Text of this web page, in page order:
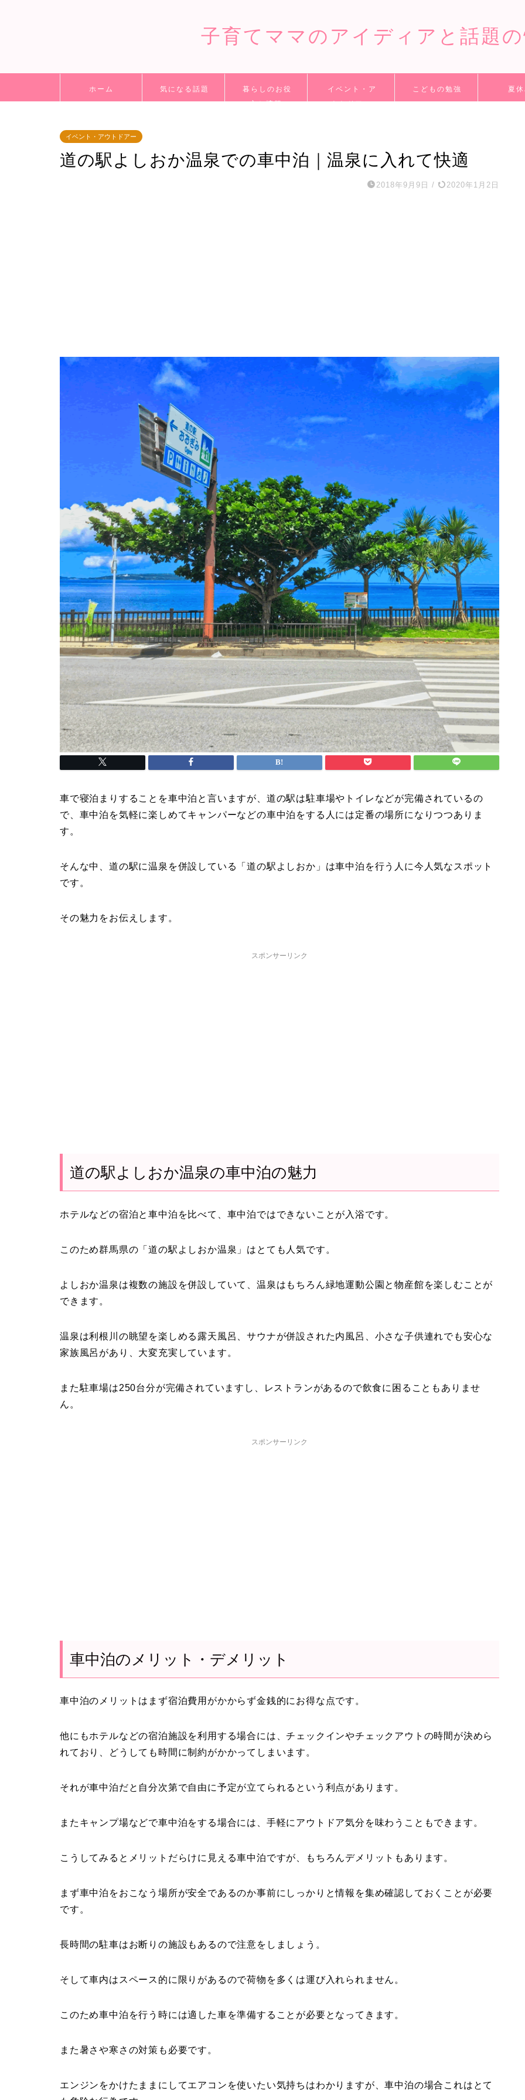
子育てママのアイディアと話題
ホーム 気になる話題
暮らしのお役
立ち情報
イベント・ア
ウトドアー
こどもの勉強 夏
イベント・アウトドアー
道の駅よしおか温泉での車中泊｜温泉に入れて快適
2018年9月9日 / 2020年1月2日
車で寝泊まりすることを車中泊と言いますが、道の駅は駐車場やトイレなどが完備されているの
で、車中泊を気軽に楽しめてキャンパーなどの車中泊をする人には定番の場所になりつつありま
す。
そんな中、道の駅に温泉を併設している「道の駅よしおか」は車中泊を行う人に今人気なスポット
です。
その魅力をお伝えします。
スポンサーリンク
道の駅よしおか温泉の車中泊の魅力
ホテルなどの宿泊と車中泊を比べて、車中泊ではできないことが入浴です。
このため群馬県の「道の駅よしおか温泉」はとても人気です。
よしおか温泉は複数の施設を併設していて、温泉はもちろん緑地運動公園と物産館を楽しむことが
できます。
温泉は利根川の眺望を楽しめる露天風呂、サウナが併設された内風呂、小さな子供連れでも安心な
家族風呂があり、大変充実しています。
また駐車場は250台分が完備されていますし、レストランがあるので飲食に困ることもありませ
ん。
スポンサーリンク
車中泊のメリット・デメリット
車中泊のメリットはまず宿泊費用がかからず金銭的にお得な点です。
他にもホテルなどの宿泊施設を利用する場合には、チェックインやチェックアウトの時間が決めら
れており、どうしても時間に制約がかかってしまいます。
それが車中泊だと自分次第で自由に予定が立てられるという利点があります。
またキャンプ場などで車中泊をする場合には、手軽にアウトドア気分を味わうこともできます。
こうしてみるとメリットだらけに見える車中泊ですが、もちろんデメリットもあります。
まず車中泊をおこなう場所が安全であるのか事前にしっかりと情報を集め確認しておくことが必要
です。
長時間の駐車はお断りの施設もあるので注意をしましょう。
そして車内はスペース的に限りがあるので荷物を多くは運び入れられません。
このため車中泊を行う時には適した車を準備することが必要となってきます。
また暑さや寒さの対策も必要です。
エンジンをかけたままにしてエアコンを使いたい気持ちはわかりますが、車中泊の場合これはとて